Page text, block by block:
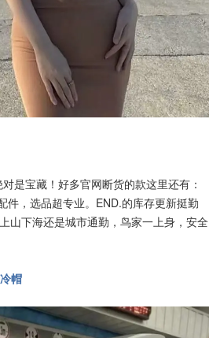
是宝藏！好多官网断货的款这里还有：
件，选品超专业。END.的库存更新挺勤
山下海还是城市通勤，鸟家一上身，安全
帽